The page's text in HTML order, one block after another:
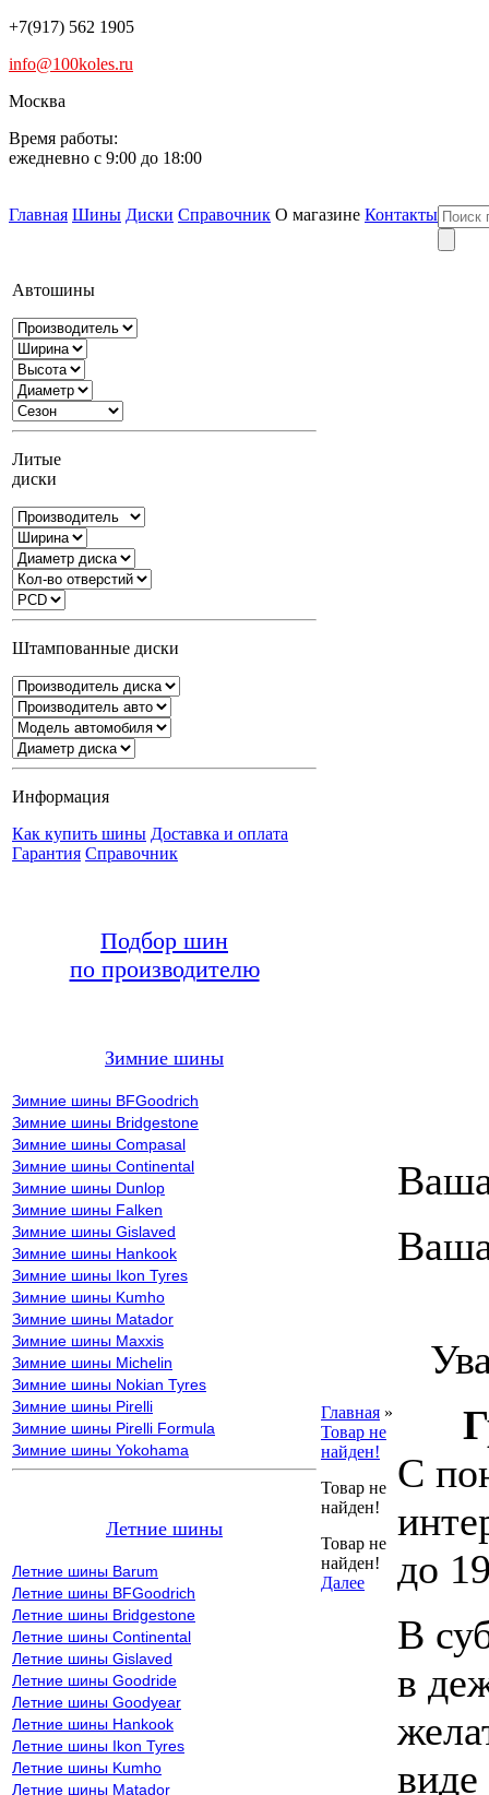
+7(917) 562 1905
info@100koles.ru
Москва
Время работы:
ежедневно с 9:00 до 18:00
Главная Шины Диски Справочник О магазине Контакты
Автошины
Литые
диски
Штампованные диски
Информация
Как купить шины Доставка и оплата
Гарантия Справочник
Подбор шин
по производителю
Зимние шины
Зимние шины BFGoodrich
Зимние шины Bridgestone
Зимние шины Compasal
Зимние шины Continental
Зимние шины Dunlop
Зимние шины Falken
Зимние шины Gislaved
Зимние шины Hankook
Зимние шины Ikon Tyres
Зимние шины Kumho
Зимние шины Matador
Зимние шины Maxxis
Зимние шины Michelin
Зимние шины Nokian Tyres
Зимние шины Pirelli
Зимние шины Pirelli Formula
Зимние шины Yokohama
Летние шины
Летние шины Barum
Летние шины BFGoodrich
Летние шины Bridgestone
Летние шины Continental
Летние шины Gislaved
Летние шины Goodride
Летние шины Goodyear
Летние шины Hankook
Летние шины Ikon Tyres
Летние шины Kumho
Летние шины Matador
Главная »
Товар не
найден!
Товар не
найден!
Товар не
найден!
Далее
С
до
В
в
виде